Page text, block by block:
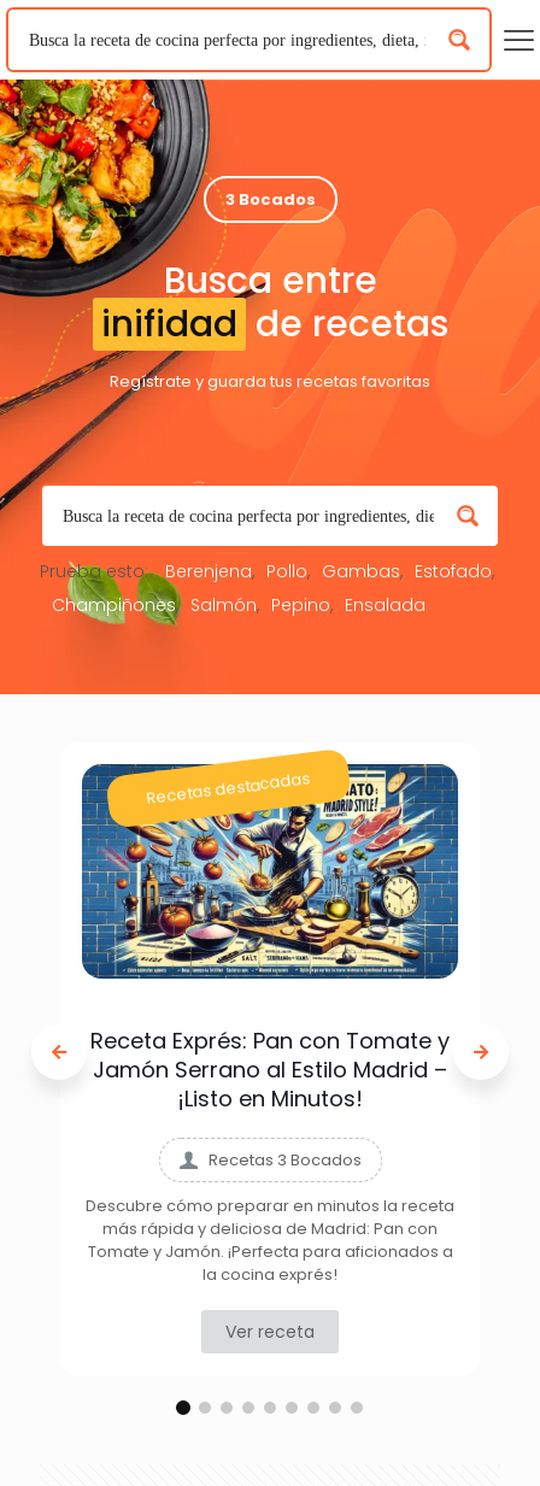
3 Bocados
Busca entre
inifidad de recetas
Regístrate y guarda tus recetas favoritas
Prueba esto: Berenjena Pollo Gambas
Estofado
Champiñones
Salmón Pepino Ensalada
Recetas destacadas
Receta Exprés: Pan con Tomate y
Jamón Serrano al Estilo Madrid –
¡Listo en Minutos!
Recetas 3 Bocados
Descubre cómo preparar en minutos la receta
más rápida y deliciosa de Madrid: Pan con
Tomate y Jamón. ¡Perfecta para aficionados a
la cocina exprés!
Ver receta